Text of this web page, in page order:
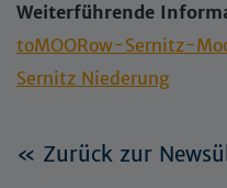
Weiterführende
toMOORow-Sernitz-
Sernitz Niederung
« Zurück zur